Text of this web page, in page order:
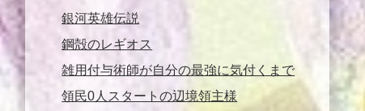
銀河英雄伝説
鋼殻のレギオス
雑用付与術師が自分の最強に気付くまで
領民0人スタートの辺境領主様